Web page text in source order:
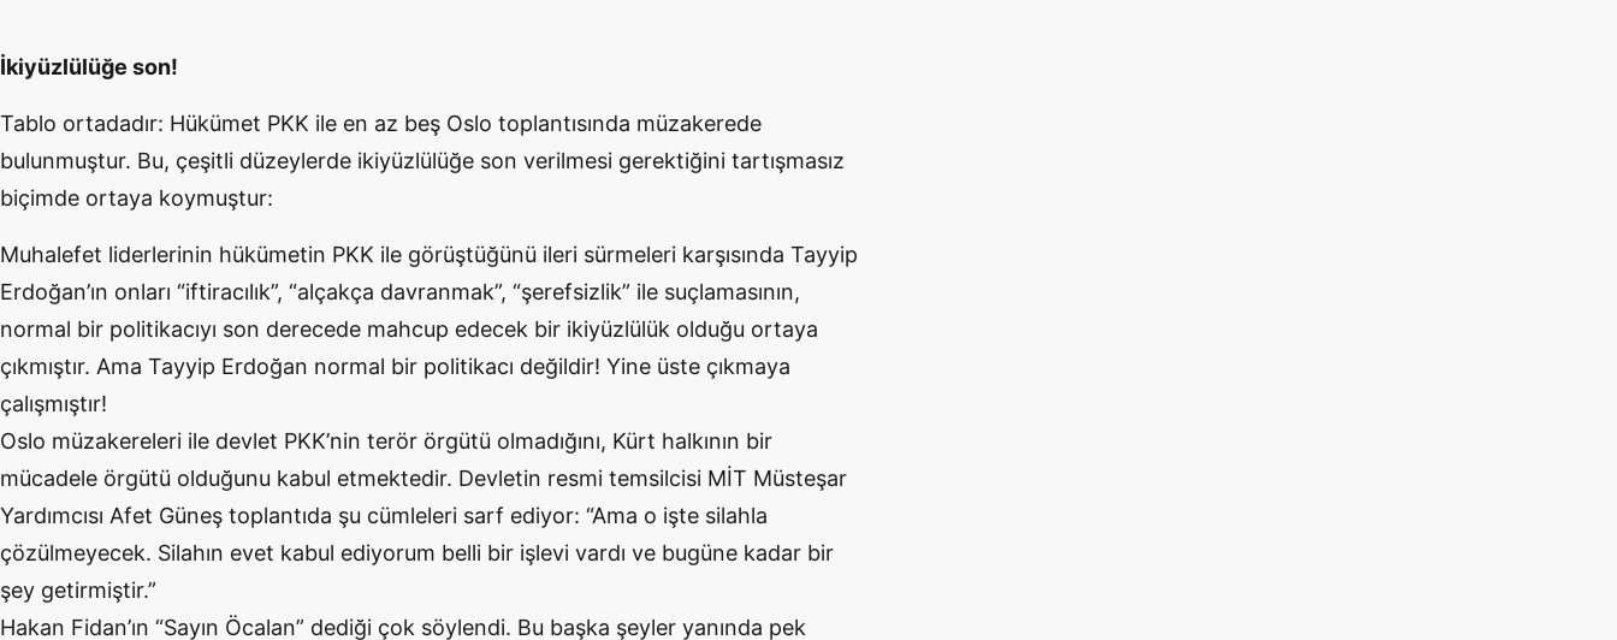
İkiyüzlülüğe son!
Tablo ortadadır: Hükümet PKK ile en az beş Oslo toplantısında müzakerede
bulunmuştur. Bu, çeşitli düzeylerde ikiyüzlülüğe son verilmesi gerektiğini tartışmasız
biçimde ortaya koymuştur:
Muhalefet liderlerinin hükümetin PKK ile görüştüğünü ileri sürmeleri karşısında Tayyip
Erdoğan’ın onları “iftiracılık”, “alçakça davranmak”, “şerefsizlik” ile suçlamasının,
normal bir politikacıyı son derecede mahcup edecek bir ikiyüzlülük olduğu ortaya
çıkmıştır. Ama Tayyip Erdoğan normal bir politikacı değildir! Yine üste çıkmaya
çalışmıştır!
Oslo müzakereleri ile devlet PKK’nin terör örgütü olmadığını, Kürt halkının bir
mücadele örgütü olduğunu kabul etmektedir. Devletin resmi temsilcisi MİT Müsteşar
Yardımcısı Afet Güneş toplantıda şu cümleleri sarf ediyor: “Ama o işte silahla
çözülmeyecek. Silahın evet kabul ediyorum belli bir işlevi vardı ve bugüne kadar bir
şey getirmiştir.”
Hakan Fidan’ın “Sayın Öcalan” dediği çok söylendi. Bu başka şeyler yanında pek